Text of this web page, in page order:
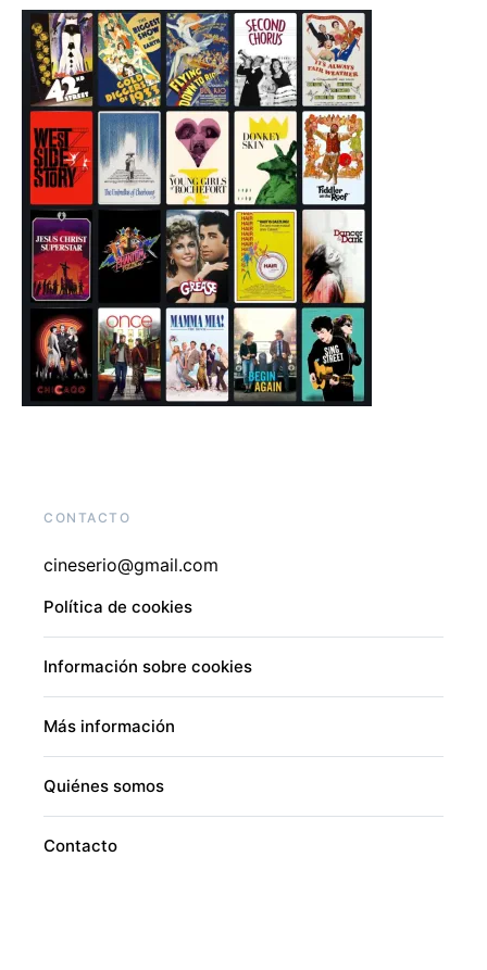
CONTACTO
cineserio@gmail.com
Política de cookies
Información sobre cookies
Más información
Quiénes somos
Contacto